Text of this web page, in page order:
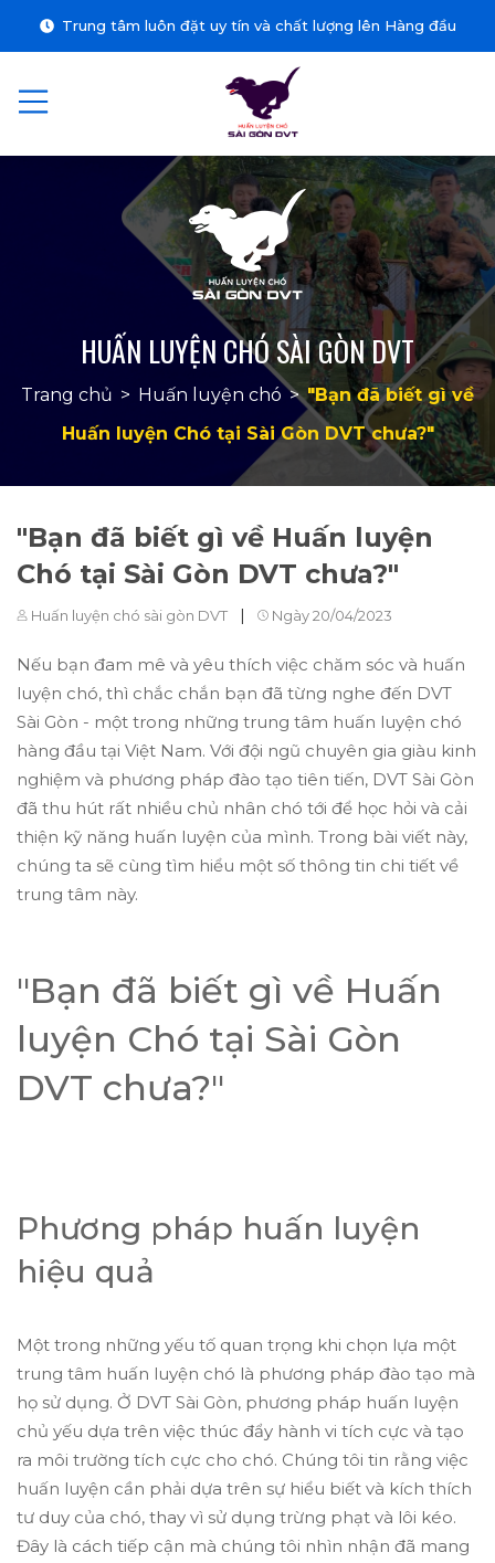
Trung tâm luôn đặt uy tín và chất lượng lên Hàng đầu
HUẤN LUYỆN CHÓ SÀI GÒN DVT
Trang chủ > Huấn luyện chó > "Bạn đã biết gì về
Huấn luyện Chó tại Sài Gòn DVT chưa?"
"Bạn đã biết gì về Huấn luyện
Chó tại Sài Gòn DVT chưa?"
Huấn luyện chó sài gòn DVT | Ngày 20/04/2023
Nếu bạn đam mê và yêu thích việc chăm sóc và huấn
luyện chó, thì chắc chắn bạn đã từng nghe đến DVT
Sài Gòn - một trong những trung tâm huấn luyện chó
hàng đầu tại Việt Nam. Với đội ngũ chuyên gia giàu kinh
nghiệm và phương pháp đào tạo tiên tiến, DVT Sài Gòn
đã thu hút rất nhiều chủ nhân chó tới để học hỏi và cải
thiện kỹ năng huấn luyện của mình. Trong bài viết này,
chúng ta sẽ cùng tìm hiểu một số thông tin chi tiết về
trung tâm này.
"Bạn đã biết gì về Huấn
luyện Chó tại Sài Gòn
DVT chưa?"
Phương pháp huấn luyện
hiệu quả
Một trong những yếu tố quan trọng khi chọn lựa một
trung tâm huấn luyện chó là phương pháp đào tạo mà
họ sử dụng. Ở DVT Sài Gòn, phương pháp huấn luyện
chủ yếu dựa trên việc thúc đẩy hành vi tích cực và tạo
ra môi trường tích cực cho chó. Chúng tôi tin rằng việc
huấn luyện cần phải dựa trên sự hiểu biết và kích thích
tư duy của chó, thay vì sử dụng trừng phạt và lôi kéo.
Đây là cách tiếp cận mà chúng tôi nhìn nhận đã mang